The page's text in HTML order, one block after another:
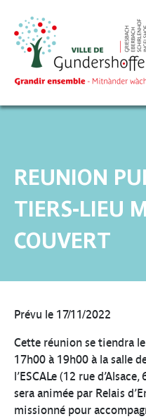
REUNION
TIERS-LIEU
COUVERT
Prévu le 17/11/2022
Cette réunion se tiendra
17h00 à 19h00 à la salle
l’ESCALe (12 rue
sera animée par Relais
missionné pour